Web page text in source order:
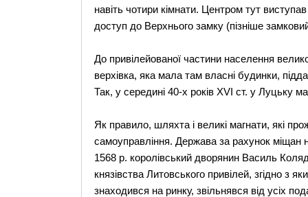
навiть чотири кiмнати. Центром тут
доступ до Bерхнього замку (пiзнiше
До привілейованої частини населення
верхівка, яка мала там власні будинки,
Так, у середині 40-х років ХVI ст. у Луцьку
Як правило, шляхта і великі магнати, які
самоуправління. Держава за рахунок міщан
1568 р. королівський дворянин Василь
князівства Литовського привілей, згідно з
знаходився на ринку, звільнявся від усіх